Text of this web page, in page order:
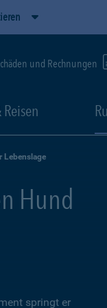
und Rechnungen
Reisen
Lebenslage
Hund
springt er